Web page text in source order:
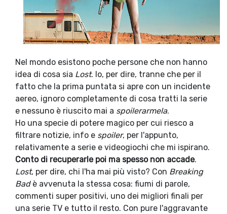
Nel mondo esistono poche persone che non hanno
idea di cosa sia Lost. Io, per dire, tranne che per il
fatto che la prima puntata si apre con un incidente
aereo, ignoro completamente di cosa tratti la serie
e nessuno è riuscito mai a spoilerarmela.
Ho una specie di potere magico per cui riesco a
filtrare notizie, info e spoiler, per l'appunto,
relativamente a serie e videogiochi che mi ispirano.
Conto di recuperarle poi ma spesso non accade.
Lost, per dire, chi l'ha mai più visto? Con Breaking
Badè avvenuta la stessa cosa: fiumi di parole,
commenti super positivi, uno dei migliori finali per
una serie TV e tutto il resto. Con pure l'aggravante